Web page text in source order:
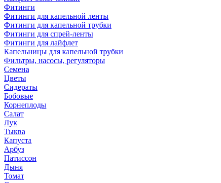
Фитинги
Фитинги для капельной ленты
Фитинги для капельной трубки
Фитинги для спрей-ленты
Фитинги для лайфлет
Капельницы для капельной трубки
Фильтры, насосы, регуляторы
Семена
Цветы
Сидераты
Бобовые
Корнеплоды
Салат
Лук
Тыква
Капуста
Арбуз
Патиссон
Дыня
Томат